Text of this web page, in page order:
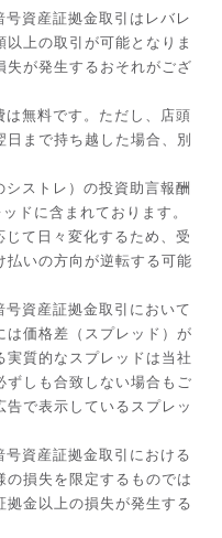
資産証拠金取引はレバレ
上の取引が可能となりま
失が発生するおそれがござ
無料です。ただし、店頭
まで持ち越した場合、別
ストレ）の投資助言報酬
ドに含まれております。
て日々変化するため、受
払いの方向が逆転する可能
資産証拠金取引において
は価格差（スプレッド）が
質的なスプレッドは当社
ずしも合致しない場合もご
で表示しているスプレッ
資産証拠金取引における
の損失を限定するものでは
金以上の損失が発生する